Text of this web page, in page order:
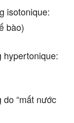
isotonique:
bào)
hypertonique:
“mất nước